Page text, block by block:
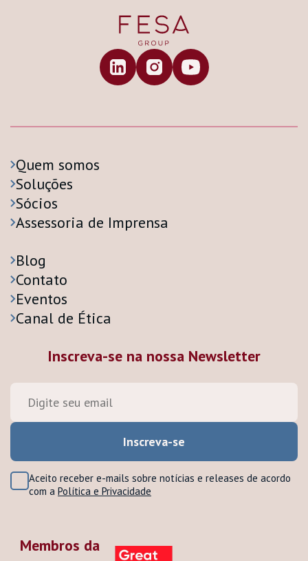
Quem somos
Soluções
Sócios
Assessoria de Imprensa
Blog
Contato
Eventos
Canal de Ética
Inscreva-se na nossa Newsletter
Aceito receber e-mails sobre notícias e releases de acordo
com a Política e Privacidade
Membros da